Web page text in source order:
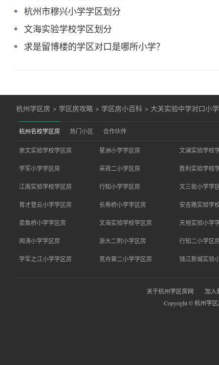
杭州市穆兴小学学区划分
文海实验学校学区划分
求是留博楼的学区对口是哪所小学？
杭州学区房 > 学区房攻略 > 学区房小百科 > 大关实验中学对口小学
杭州名校学区房 热门小区 合作伙伴
崇文实验学校学区房 星洲小学学区房 文澜实验学校
学军小学学区房 采荷二小学区房 胜利实验学校
江南实验学校学区房 行知小学学区房 文三街小学学
育才登云小学学区房 长寿桥小学学区房 安吉路实验学
卖鱼桥小学学区房 文海实验学校学区房 天地实验小学
闻涛小学学区房 浙大二附小学区房 行知二小学区
学军之江小学学区房 竞舟第二小学学区房 钱江新城实验
关于杭州学区房网
加入
Copyright © 杭州学